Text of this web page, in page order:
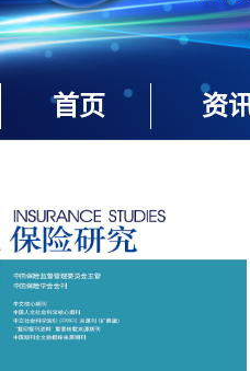
首页 资